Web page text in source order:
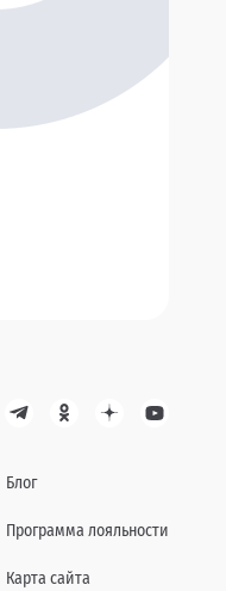
Блог
Программа лояльности
Карта сайта